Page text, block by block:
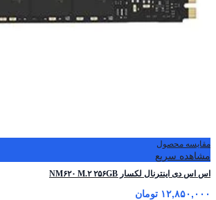
مقایسه محصول
مشاهده سریع
اس ‌اس ‌دی اینترنال لکسار NM۶۲۰ M.۲ ۲۵۶GB
۱۲,۸۵۰,۰۰۰ تومان